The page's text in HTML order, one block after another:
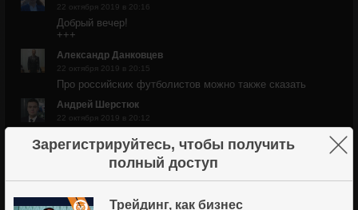
Зарегистрируйтесь, чтобы получить
полный доступ
Трейдинг, как бизнес
×
22 октября 2019 в 20:16
Добрый вечер!
+++
Александр Данковцев
22 октября 2019 в 20:15
Про российских футболистов можно также сказать
Андрей Шерстюк
22 октября 2019 в 20:12
Всем привет!
Александр Данковцев
22 октября 2019 в 20:10
Привет Свилен!